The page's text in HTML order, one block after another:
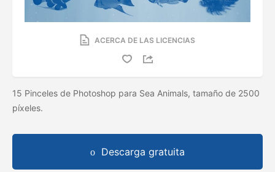
ACERCA DE LAS LICENCIAS
15 Pinceles de Photoshop para Sea Animals, tamaño de 2500
píxeles.
Descarga gratuita